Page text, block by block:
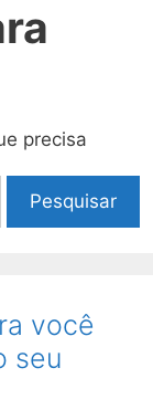
precisa
você
seu